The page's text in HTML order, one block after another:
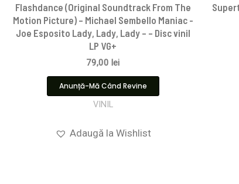
Flashdance (Original Soundtrack From The
Motion Picture) – Michael Sembello Maniac -
Joe Esposito Lady, Lady, Lady – – Disc vinil
LP VG+
79,00 lei
Anunță-Mă Când Revine
VINIL
Adaugă la Wishlist